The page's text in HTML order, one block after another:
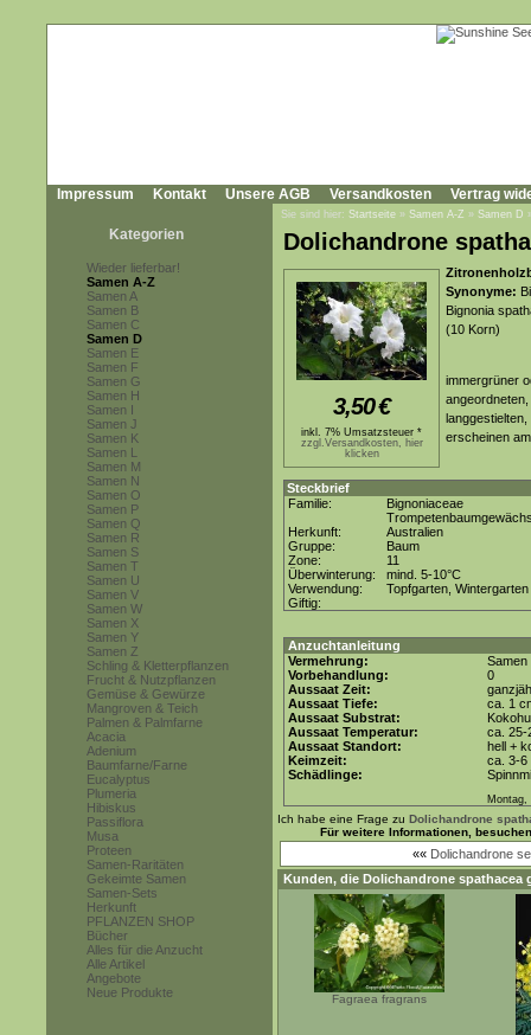
Impressum Kontakt Unsere AGB Versandkosten Vertrag
Kategorien
Wieder lieferbar!
Samen A-Z
Samen A
Samen B
Samen C
Samen D
Samen E
Samen F
Samen G
Samen H
Samen I
Samen J
Samen K
Samen L
Samen M
Samen N
Samen O
Samen P
Samen Q
Samen R
Samen S
Samen T
Samen U
Samen V
Samen W
Samen X
Samen Y
Samen Z
Schling & Kletterpflanzen
Frucht & Nutzpflanzen
Gemüse & Gewürze
Mangroven & Teich
Palmen & Palmfarne
Acacia
Adenium
Baumfarne/Farne
Eucalyptus
Plumeria
Hibiskus
Passiflora
Musa
Proteen
Samen-Raritäten
Gekeimte Samen
Samen-Sets
Herkunft
PFLANZEN SHOP
Bücher
Alles für die Anzucht
Alle Artikel
Angebote
Neue Produkte
Sie sind hier: Startseite » Samen A-Z » Samen D
Dolichandrone
3,50€
inkl. 7% Umsatzsteuer *
zzgl.Versandkosten, hier
klicken
Synonyme:
Bignonia
(10 Korn)
immergrüner
erscheinen
Steckbrief
Familie:
Bignoniaceae
Herkunft:
Australien
Gruppe:
Baum
Zone:
11
Überwinterung:
mind. 5-10°C
Verwendung:
Topfgarten, Wintergarten
Giftig:
Anzuchtanleitung
Vermehrung:
Samen
Vorbehandlung:
0
Aussaat Zeit:
Aussaat Tiefe:
ca. 1
Aussaat Substrat:
Aussaat Temperatur:
ca. 25-
Aussaat Standort:
hell +
Keimzeit:
ca. 3-6
Schädlinge:
Montag,
Ich habe eine Frage zu Dolichandrone
Für weitere Informationen,
«« Dolichandrone
Kunden, die Dolichandrone spathacea
Fagraea fragrans